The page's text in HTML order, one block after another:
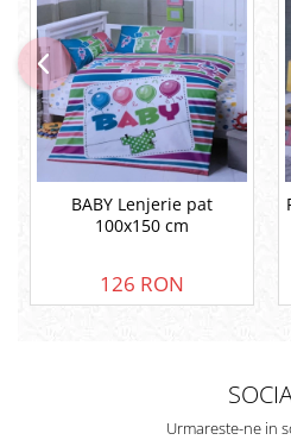
BABY Lenjerie pat
100x150 cm
126 RON
Urmareste-ne in